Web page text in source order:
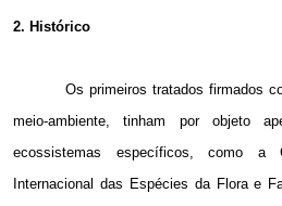
2. Histórico
Os primeiros tratados firmados
meio-ambiente, tinham por objeto
ecossistemas específicos, como a
Internacional das Espécies da Flora e